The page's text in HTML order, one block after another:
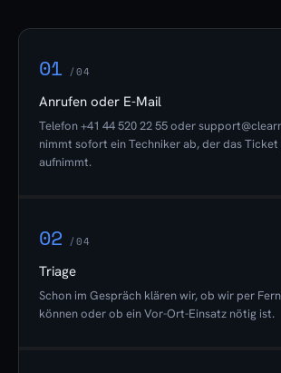
01 /04
Anrufen oder E-Mail
Telefon +41 44 520 22 55 oder
nimmt sofort ein Techniker ab, der das Ticket
aufnimmt.
02 /04
Triage
Schon im Gespräch klären wir, ob wir per
können oder ob ein Vor-Ort-Einsatz nötig ist.